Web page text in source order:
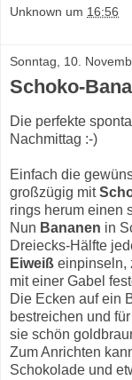
Unknown um 16:56
Sonntag, 10.
Schoko-
Die perfekte
Nachmittag :-)
Einfach die
großzügig mit
rings herum einen
Nun Bananen in
Dreiecks-Hälfte
Eiweiß einpinseln,
mit einer Gabel
Die Ecken auf ein
bestreichen und
sie schön
Zum Anrichten
Schokolade und